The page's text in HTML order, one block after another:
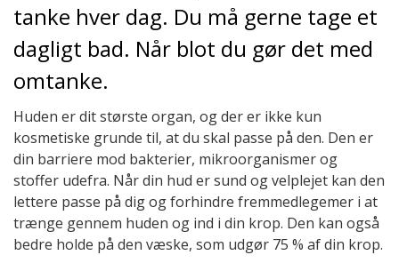
tanke hver dag. Du må gerne tage et
dagligt bad. Når blot du gør det med
omtanke.
Huden er dit største organ, og der er ikke kun
kosmetiske grunde til, at du skal passe på den. Den er
din barriere mod bakterier, mikroorganismer og
stoffer udefra. Når din hud er sund og velplejet kan den
lettere passe på dig og forhindre fremmedlegemer i at
trænge gennem huden og ind i din krop. Den kan også
bedre holde på den væske, som udgør 75 % af din krop.